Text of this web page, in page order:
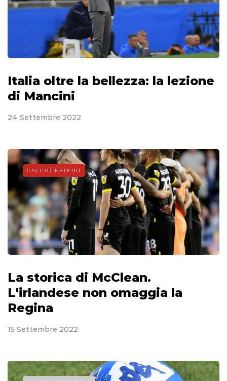
Italia oltre la bellezza: la lezione
di Mancini
24 Settembre 2022
CALCIO ESTERO
La storica di McClean.
L'irlandese non omaggia la
Regina
15 Settembre 2022